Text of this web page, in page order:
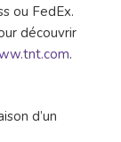
ou FedEx.
découvrir
.
d’un